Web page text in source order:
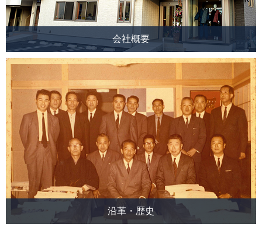
代表ごあいさつ
詳しく
会社概要
会社概要
詳しく
沿革・歴史